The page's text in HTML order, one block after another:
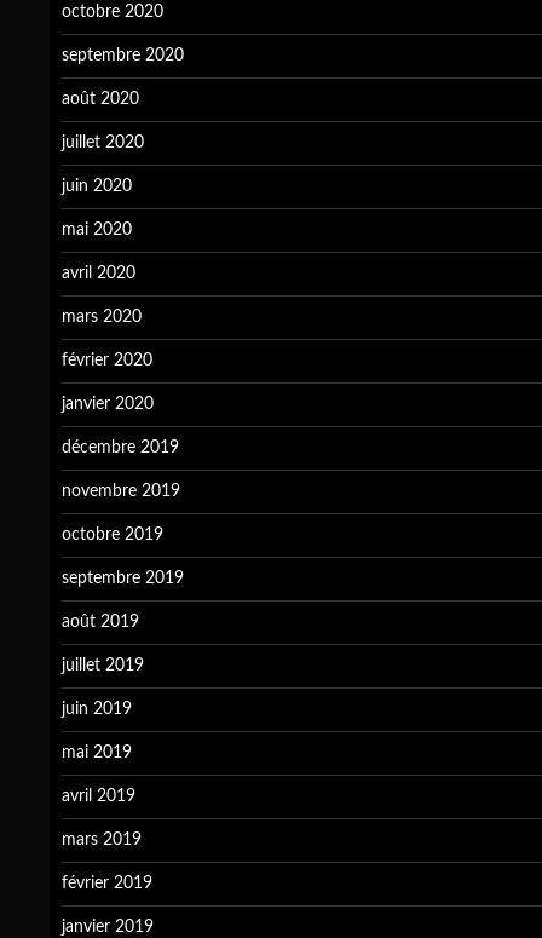
octobre 2020
septembre 2020
août 2020
juillet 2020
juin 2020
mai 2020
avril 2020
mars 2020
février 2020
janvier 2020
décembre 2019
novembre 2019
octobre 2019
septembre 2019
août 2019
juillet 2019
juin 2019
mai 2019
avril 2019
mars 2019
février 2019
janvier 2019